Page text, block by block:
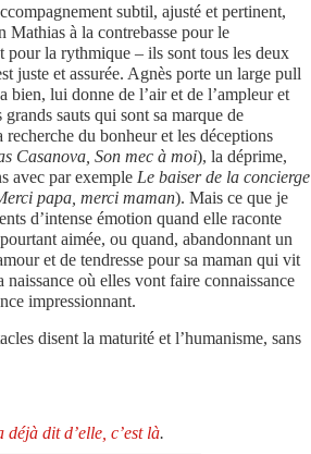
subtil, ajusté et pertinent,
Mathias à la contrebasse pour le
pour la rythmique – ils sont tous les deux
juste et assurée. Agnès porte un large pull
lui donne de l’air et de l’ampleur et
sauts qui sont sa marque de
du bonheur et les déceptions
Casanova, Son mec à moi), la déprime,
avec par exemple Le baiser de la concierge
papa, merci maman). Mais ce que je
d’intense émotion quand elle raconte
aimée, ou quand, abandonnant un
et de tendresse pour sa maman qui vit
où elles vont faire connaissance
impressionnant.
disent la maturité et l’humanisme, sans
déjà dit d’elle, c’est là.